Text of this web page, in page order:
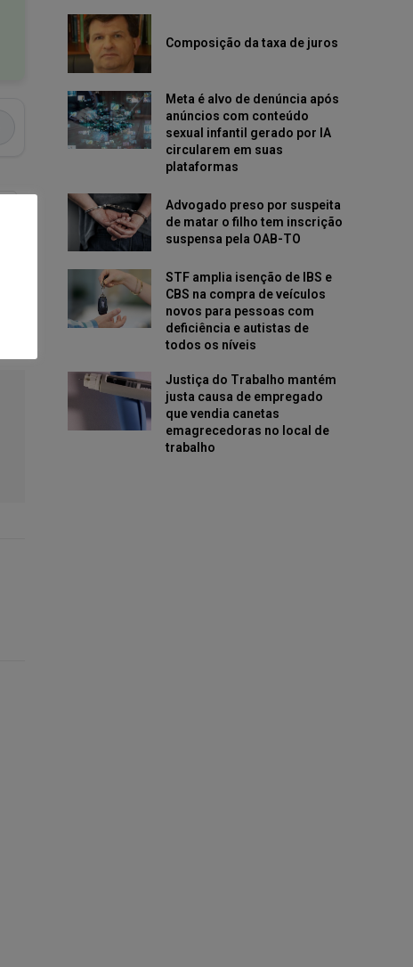
Composição da taxa de juros
Meta é alvo de denúncia após
anúncios com conteúdo
sexual infantil gerado por IA
circularem em suas
plataformas
Advogado preso por suspeita
de matar o filho tem inscrição
suspensa pela OAB-TO
STF amplia isenção de IBS e
CBS na compra de veículos
novos para pessoas com
deficiência e autistas de
todos os níveis
Justiça do Trabalho mantém
justa causa de empregado
que vendia canetas
emagrecedoras no local de
trabalho